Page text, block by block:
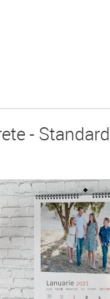
- Standard